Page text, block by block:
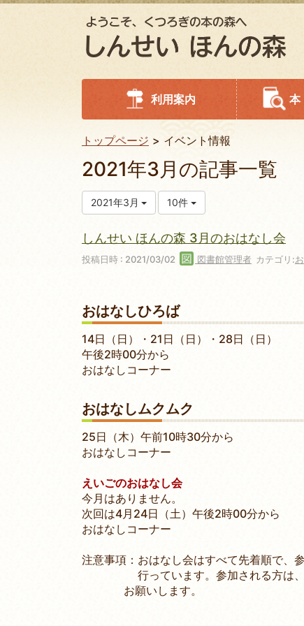
利用案内 本
トップページ イベント情報
2021年3月の記事一覧
2021年3月 10件
しんせい ほんの森 3月のおはなし会
投稿日時 : 2021/03/02 図書館管理者 カテゴリ:
おはなしひろば
14日（日）・21日（日）・28日（日）
午後2時00分から
おはなしコーナー
おはなしムクムク
25日（木）午前10時30分から
おはなしコーナー
えいごのおはなし会
今月はありません。
次回は4月24日（土）午後2時00分から
おはなしコーナー
注意事項：おはなし会はすべて先着順で、
行っています。参加される方は、
お願いします。